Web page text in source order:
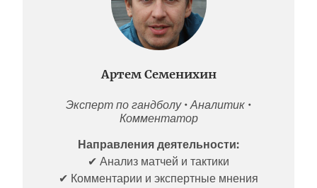
Артем Семенихин
Эксперт по гандболу • Аналитик •
Комментатор
Направления деятельности:
✔ Анализ матчей и тактики
✔ Комментарии и экспертные мнения